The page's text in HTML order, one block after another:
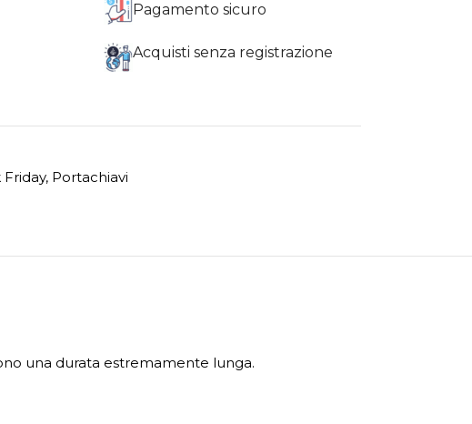
Pagamento sicuro
Acquisti senza registrazione
Friday, Portachiavi
una durata estremamente lunga.